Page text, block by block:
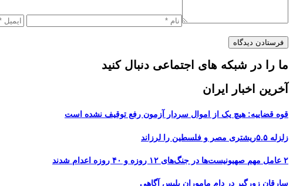
ما را در شبکه های اجتماعی دنبال کنید
آخرین اخبار ایران
قوه قضاییه: هیچ یک از اموال سردار آزمون رفع توقیف نشده است
زلزله ۵.۵ریشتری مصر و فلسطین را لرزاند
۲ عامل مهم صهیونیست‌ها در جنگ‌های ۱۲ روزه و ۴۰ روزه اعدام شدند
سارقان زورگیر در دام ماموران پلیس آگاهی